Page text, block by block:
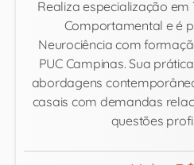
Realiza especialização em
Comportamental e é
Neurociência com
PUC Campinas. Sua
abordagens
casais com demandas
questões